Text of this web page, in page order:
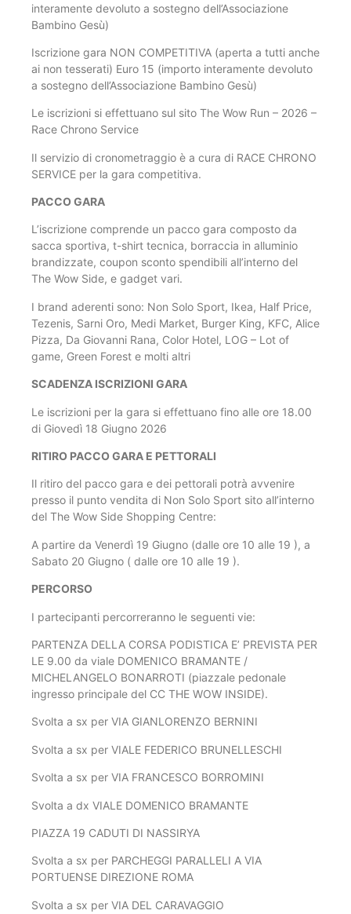
interamente devoluto a sostegno dell’Associazione
Bambino Gesù)
Iscrizione gara NON COMPETITIVA (aperta a tutti anche
ai non tesserati) Euro 15 (importo interamente devoluto
a sostegno dell’Associazione Bambino Gesù)
Le iscrizioni si effettuano sul sito The Wow Run – 2026 –
Race Chrono Service
Il servizio di cronometraggio è a cura di RACE CHRONO
SERVICE per la gara competitiva.
PACCO GARA
L’iscrizione comprende un pacco gara composto da
sacca sportiva, t-shirt tecnica, borraccia in alluminio
brandizzate, coupon sconto spendibili all’interno del
The Wow Side, e gadget vari.
I brand aderenti sono: Non Solo Sport, Ikea, Half Price,
Tezenis, Sarni Oro, Medi Market, Burger King, KFC, Alice
Pizza, Da Giovanni Rana, Color Hotel, LOG – Lot of
game, Green Forest e molti altri
SCADENZA ISCRIZIONI GARA
Le iscrizioni per la gara si effettuano fino alle ore 18.00
di Giovedì 18 Giugno 2026
RITIRO PACCO GARA E PETTORALI
Il ritiro del pacco gara e dei pettorali potrà avvenire
presso il punto vendita di Non Solo Sport sito all’interno
del The Wow Side Shopping Centre:
A partire da Venerdì 19 Giugno (dalle ore 10 alle 19 ), a
Sabato 20 Giugno ( dalle ore 10 alle 19 ).
PERCORSO
I partecipanti percorreranno le seguenti vie:
PARTENZA DELLA CORSA PODISTICA E’ PREVISTA PER
LE 9.00 da viale DOMENICO BRAMANTE /
MICHELANGELO BONARROTI (piazzale pedonale
ingresso principale del CC THE WOW INSIDE).
Svolta a sx per VIA GIANLORENZO BERNINI
Svolta a sx per VIALE FEDERICO BRUNELLESCHI
Svolta a sx per VIA FRANCESCO BORROMINI
Svolta a dx VIALE DOMENICO BRAMANTE
PIAZZA 19 CADUTI DI NASSIRYA
Svolta a sx per PARCHEGGI PARALLELI A VIA
PORTUENSE DIREZIONE ROMA
Svolta a sx per VIA DEL CARAVAGGIO